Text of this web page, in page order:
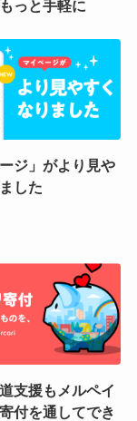
っと手軽に
ージ」がより見や
した
支援もメルペイ
付を通してでき